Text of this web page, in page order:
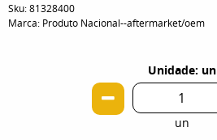
Sku:81328400
Marca: Produto Nacional--aftermarket/oem
Unidade: un
un